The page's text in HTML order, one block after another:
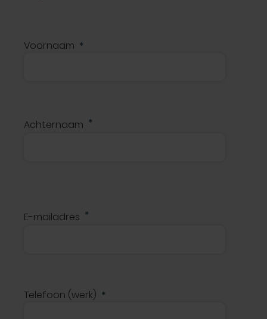
Voornaam
Achternaam
E-mailadres
Telefoon (werk)